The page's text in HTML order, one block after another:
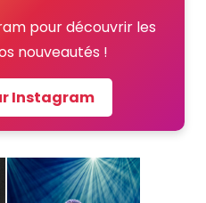
pour découvrir les
nouveautés !
Instagram